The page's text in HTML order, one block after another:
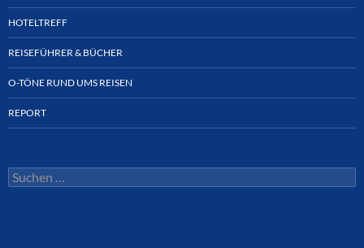
HOTELTREFF
REISEFÜHRER & BÜCHER
O-TÖNE RUND UMS REISEN
REPORT
Suchen
nach: